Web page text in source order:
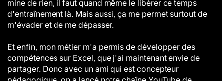
mine de rien, il faut quand même le libérer ce temps
d'entraînement là. Mais aussi, ça me permet surtout de
m'évader et de me dépasser.
Et enfin, mon métier m'a permis de développer des
compétences sur Excel, que j'ai maintenant envie de
partager. Donc avec un ami qui est concepteur